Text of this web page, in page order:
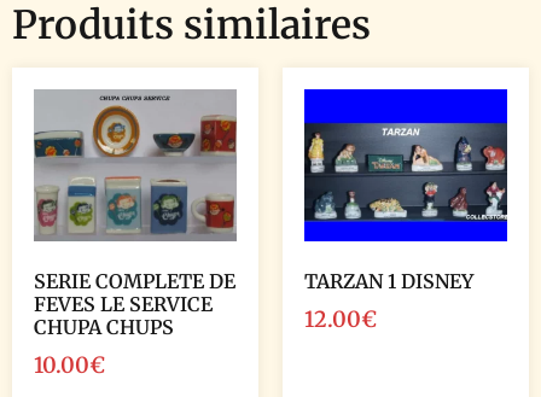
Produits similaires
SERIE COMPLETE DE
FEVES LE SERVICE
CHUPA CHUPS
10.00€
TARZAN 1 DISNEY
12.00€